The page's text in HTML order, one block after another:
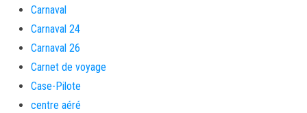
Carnaval
Carnaval 24
Carnaval 26
Carnet de voyage
Case-Pilote
centre aéré